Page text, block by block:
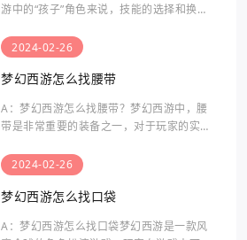
游中的“孩子”角色来说，技能的选择和换点
分配技能点可以提升其战斗力和生存能力。
梦幻西游孩子怎么换点
2024-02-26
梦幻西游怎么找腰带
A：梦幻西游怎么找腰带？梦幻西游中，腰
带是非常重要的装备之一，对于玩家的实力
带呢？以下是关于梦幻西游中腰带的相关问
题及其答案。在梦幻西游
2024-02-26
梦幻西游怎么找口袋
A：梦幻西游怎么找口袋梦幻西游是一款风